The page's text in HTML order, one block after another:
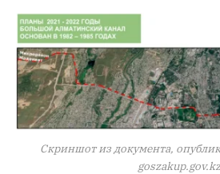
Скриншот из документа,
goszakup.gov.kz